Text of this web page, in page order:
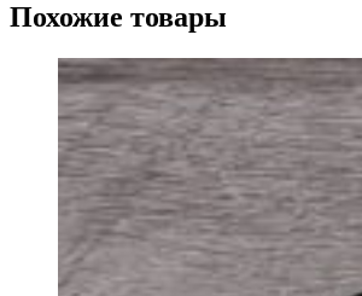
Похожие товары